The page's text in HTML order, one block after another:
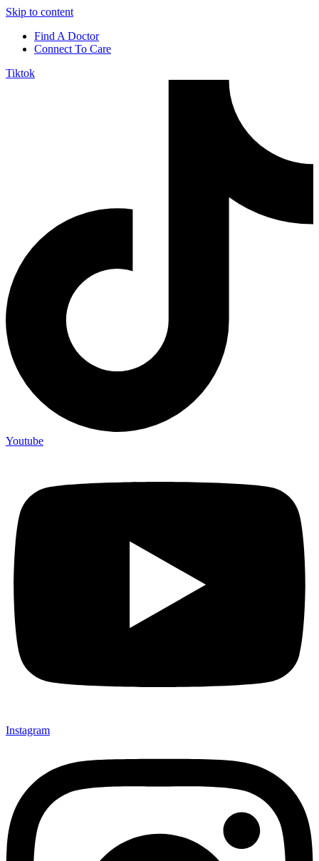
Skip to content
Find A Doctor
Connect To Care
Tiktok
Youtube
Instagram